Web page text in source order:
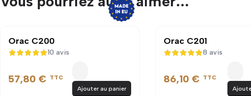
Orac C200
5 sur 5
10 avis
57,80 € TTC
Ajouter au panier
Orac C201
4,9 sur 5
8 avis
86,10 € TTC